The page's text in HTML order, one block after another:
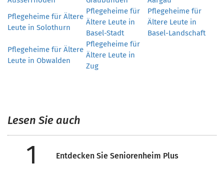
Pflegeheime für Ältere
Leute in Solothurn
Pflegeheime für
Ältere Leute in
Basel-Stadt
Pflegeheime für
Ältere Leute in
Basel-Landschaft
Pflegeheime für Ältere
Leute in Obwalden
Pflegeheime für
Ältere Leute in
Zug
Lesen Sie auch
1 Entdecken Sie Seniorenheim Plus